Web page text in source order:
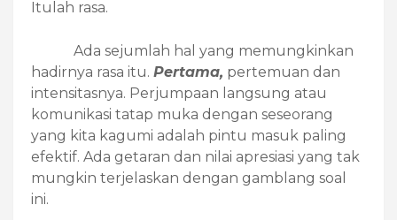
Itulah rasa.
Ada sejumlah hal yang memungkinkan
hadirnya rasa itu. Pertama, pertemuan dan
intensitasnya. Perjumpaan langsung atau
komunikasi tatap muka dengan seseorang
yang kita kagumi adalah pintu masuk paling
efektif. Ada getaran dan nilai apresiasi yang tak
mungkin terjelaskan dengan gamblang soal
ini.